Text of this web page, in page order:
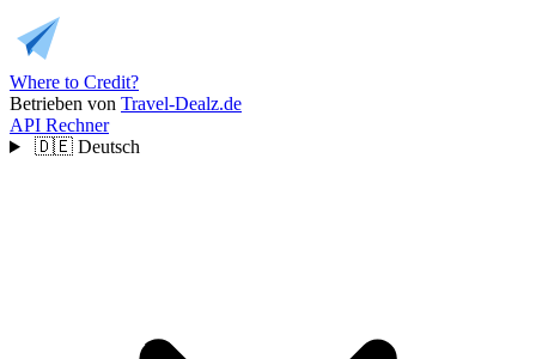
Where to Credit?
Betrieben von Travel-Dealz.de
API Rechner
🇩🇪 Deutsch